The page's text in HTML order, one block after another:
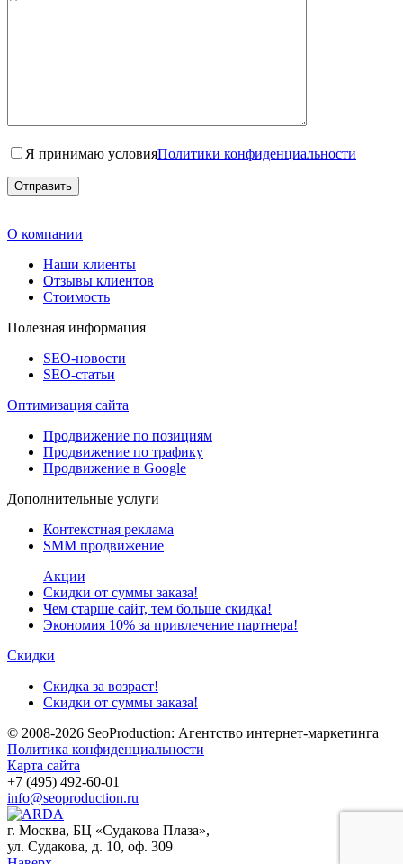
Я принимаю условияПолитики конфиденциальности
О компании
Наши клиенты
Отзывы клиентов
Стоимость
Полезная информация
SEO-новости
SEO-cтатьи
Оптимизация сайта
Продвижение по позициям
Продвижение по трафику
Продвижение в Google
Дополнительные услуги
Контекстная реклама
SMM продвижение
Акции
Скидки от суммы заказа!
Чем старше сайт, тем больше скидка!
Экономия 10% за привлечение партнера!
Скидки
Скидка за возраст!
Скидки от суммы заказа!
© 2008-2026 SeoProduction: Агентство интернет-маркетинга
Политика конфиденциальности
Карта сайта
+7 (495) 492-60-01
info@seoproduction.ru
г. Москва, БЦ «Судакова Плаза»,
ул. Судакова, д. 10, оф. 309